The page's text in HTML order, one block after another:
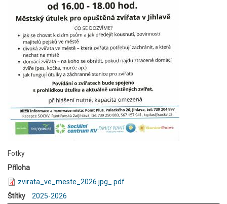
Fotky
Příloha
zvirata_ve_meste_2026.jpg_.pdf
Štítky
2025-2026